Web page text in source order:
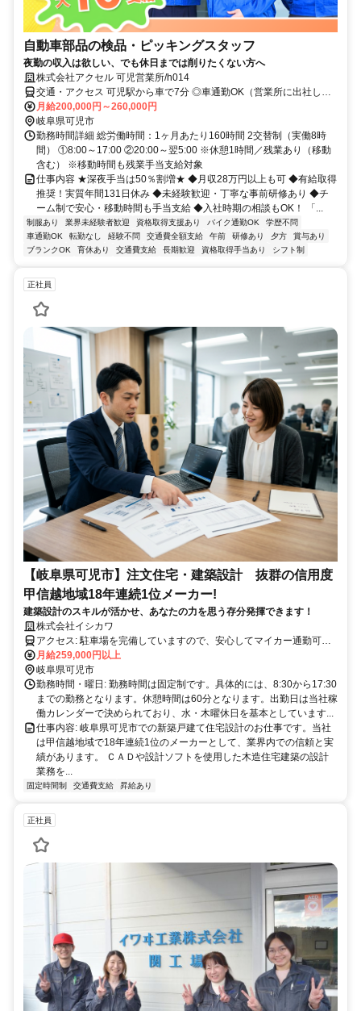
自動車部品の検品・ピッキングスタッフ
夜勤の収入は欲しい、でも休日までは削りたくない方へ
株式会社アクセル 可児営業所/h014
交通・アクセス 可児駅から車で7分 ◎車通勤OK（営業所に出社し
て、チームで顧客先へ移動します）
月給200,000円～260,000円
岐阜県可児市
勤務時間詳細 総労働時間：1ヶ月あたり160時間 2交替制（実働8時
間） ①8:00～17:00 ②20:00～翌5:00 ※休憩1時間／残業あり（移動
含む） ※移動時間も残業手当支給対象
仕事内容 ★深夜手当は50％割増★ ◆月収28万円以上も可 ◆有給取得
推奨！実質年間131日休み ◆未経験歓迎・丁寧な事前研修あり ◆チ
ーム制で安心・移動時間も手当支給 ◆入社時期の相談もOK！ 「...
制服あり 業界未経験者歓迎 資格取得支援あり バイク通勤OK
学歴不問
車通勤OK
転勤なし 経験不問 交通費全額支給 午前 研修あり 夕方
賞与あり
ブランクOK
育休あり 交通費支給 長期歓迎 資格取得手当あり シフト制
正社員
【岐阜県可児市】注文住宅・建築設計 抜群の信用度
甲信越地域18年連続1位メーカー!
建築設計のスキルが活かせ、あなたの力を思う存分発揮できます！
株式会社イシカワ
アクセス: 駐車場を完備していますので、安心してマイカー通勤可能
です。
月給259,000円以上
岐阜県可児市
勤務時間・曜日: 勤務時間は固定制です。具体的には、8:30から17:30
までの勤務となります。休憩時間は60分となります。出勤日は当社稼
働カレンダーで決められており、水・木曜休日を基本としています...
仕事内容: 岐阜県可児市での新築戸建て住宅設計のお仕事です。当社
は甲信越地域で18年連続1位のメーカーとして、業界内での信頼と実
績があります。 ＣＡＤや設計ソフトを使用した木造住宅建築の設計
業務を...
固定時間制 交通費支給 昇給あり
正社員